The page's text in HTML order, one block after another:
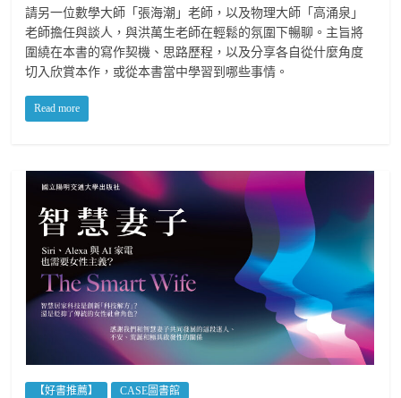
請另一位數學大師「張海潮」老師，以及物理大師「高涌泉」
老師擔任與談人，與洪萬生老師在輕鬆的氛圍下暢聊。主旨將
圍繞在本書的寫作契機、思路歷程，以及分享各自從什麼角度
切入欣賞本作，或從本書當中學習到哪些事情。
Read more
【好書推薦】 CASE圖書館